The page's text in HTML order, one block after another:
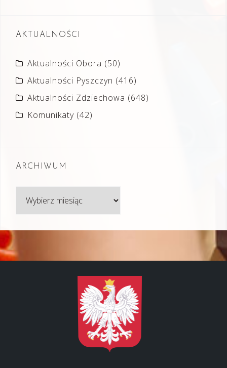
AKTUALNOŚCI
Aktualności Obora (50)
Aktualności Pyszczyn (416)
Aktualności Zdziechowa (648)
Komunikaty (42)
ARCHIWUM